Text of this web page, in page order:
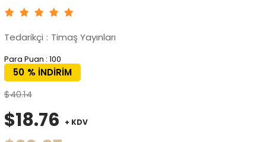
Tedarikçi : Timaş Yayınları
Para Puan : 100
%
50
İNDIRIM
$40.14
$18.76 + KDV